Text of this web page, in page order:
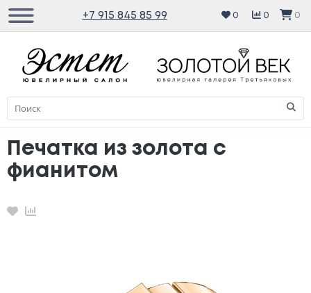
+7 915 845 85 99 0 0 0
Печатка из золота с
фианитом
Избранное
Сравнение